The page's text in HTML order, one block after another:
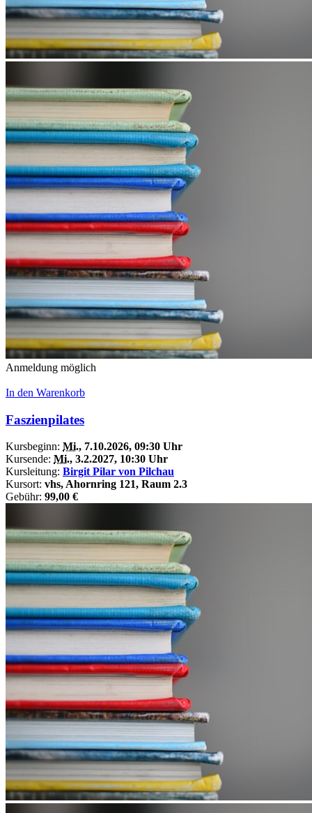
Anmeldung möglich
In den Warenkorb
Faszienpilates
Kursbeginn: Mi., 7.10.2026, 09:30 Uhr
Kursende: Mi., 3.2.2027, 10:30 Uhr
Kursleitung: Birgit Pilar von Pilchau
Kursort: vhs, Ahornring 121, Raum 2.3
Gebühr: 99,00 €